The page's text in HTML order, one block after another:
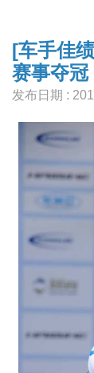
[车手佳
赛事夺冠
发布日期 :